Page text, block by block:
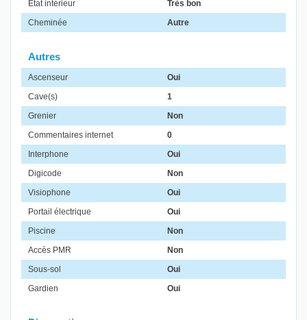
Etat intérieur
Très bon
Cheminée
Autre
Autres
Ascenseur
Oui
Cave(s)
1
Grenier
Non
Commentaires internet
0
Interphone
Oui
Digicode
Non
Visiophone
Oui
Portail électrique
Oui
Piscine
Non
Accès PMR
Non
Sous-sol
Oui
Gardien
Oui